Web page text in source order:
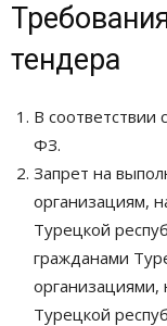
тендера
В соответствии
ФЗ.
Запрет на
организациям,
Турецкой
гражданами
Турецкой